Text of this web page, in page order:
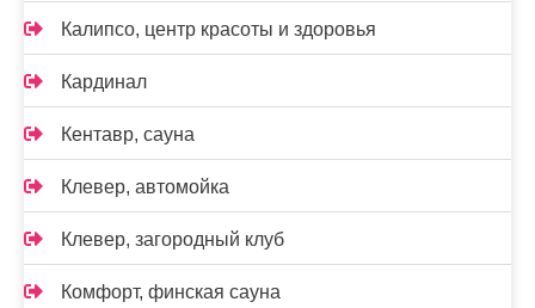
Калипсо, центр красоты и здоровья
Кардинал
Кентавр, сауна
Клевер, автомойка
Клевер, загородный клуб
Комфорт, финская сауна